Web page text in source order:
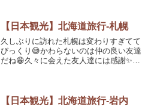
【日本観光】北海道旅行-札幌
久しぶりに訪れた札幌は変わりすぎてて
びっくり😅かわらないのは仲の良い友達
だね😁久々に会えた友人達には感謝✨会
【日本観光】北海道旅行-岩内